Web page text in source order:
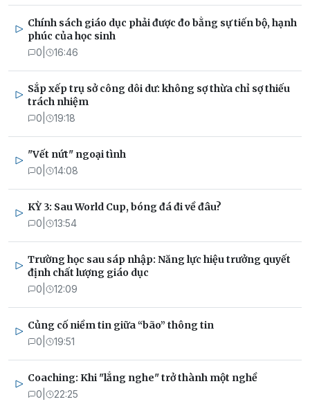
Chính sách giáo dục phải được đo bằng sự tiến bộ, hạnh
phúc của học sinh
0 16:46
Sắp xếp trụ sở công dôi dư: không sợ thừa chỉ sợ thiếu
trách nhiệm
0 19:18
"Vết nứt" ngoại tình
0 14:08
KỲ 3: Sau World Cup, bóng đá đi về đâu?
0 13:54
Trường học sau sáp nhập: Năng lực hiệu trưởng quyết
định chất lượng giáo dục
0 12:09
Củng cố niềm tin giữa “bão” thông tin
0 19:51
Coaching: Khi "lắng nghe" trở thành một nghề
0 22:25